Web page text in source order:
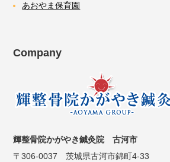
あおやま保育園
Company
輝整骨院かがやき鍼灸院 古河市
〒306-0037 茨城県古河市錦町4-33